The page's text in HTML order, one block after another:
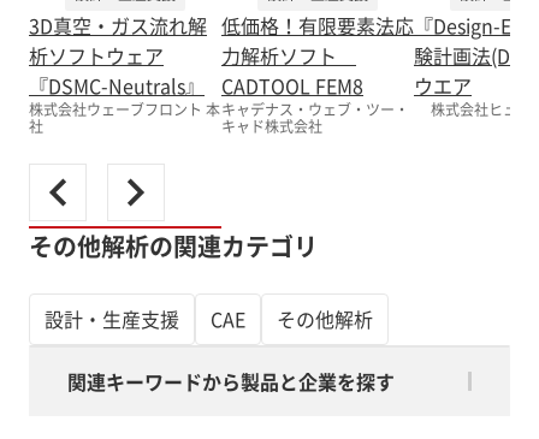
3D真空・ガス流れ解
析ソフトウェア
『DSMC-Neutrals』
株式会社ウェーブフロント 本
社
低価格！有限要素法応
力解析ソフト
CADTOOL FEM8
キャデナス・ウェブ・ツー・
キャド株式会社
『Design-
験計画法
ウエア
株式会社ヒュー
その他解析の関連カテゴリ
設計・生産支援 CAE その他解析
関連キーワードから製品と企業を探す